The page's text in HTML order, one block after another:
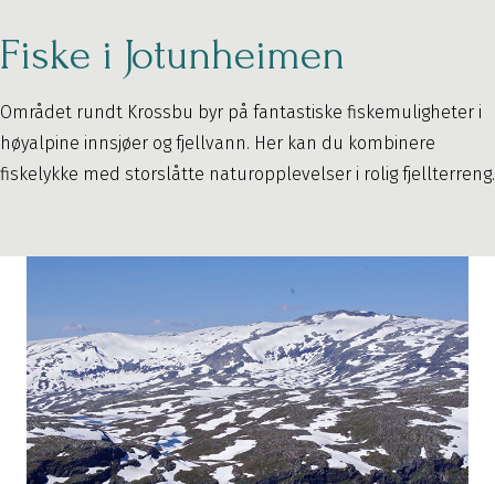
Fiske i Jotunheimen
Området rundt Krossbu byr på fantastiske fiskemuligheter i
høyalpine innsjøer og fjellvann. Her kan du kombinere
fiskelykke med storslåtte naturopplevelser i rolig fjellterreng.